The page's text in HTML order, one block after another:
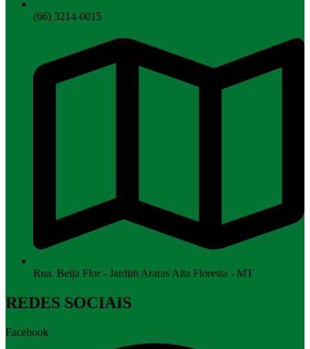
(66) 3214-0015
Rua. Beija Flor - Jardim Araras Alta Floresta - MT
REDES SOCIAIS
Facebook